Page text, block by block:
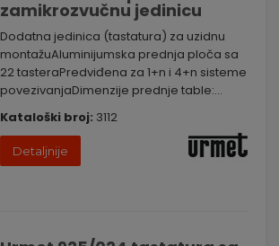
zamikrozvučnu jedinicu
Dodatna jedinica (tastatura) za uzidnu
montažuAluminijumska prednja ploča sa
22 tasteraPredviđena za 1+n i 4+n sisteme
povezivanjaDimenzije prednje table:...
Kataloški broj: 3112
Detaljnije